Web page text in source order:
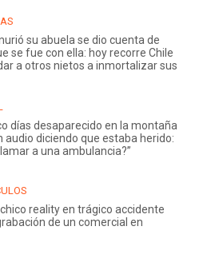
su abuela se dio cuenta de
se fue con ella: hoy recorre Chile
a otros nietos a inmortalizar sus
días desaparecido en la montaña
audio diciendo que estaba herido:
a una ambulancia?”
reality en trágico accidente
de un comercial en